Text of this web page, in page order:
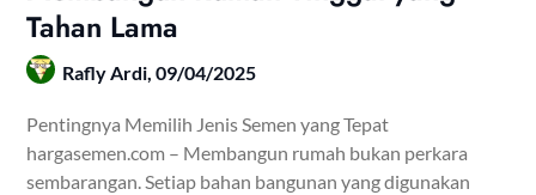
Tahan Lama
Rafly Ardi,09/04/2025
Pentingnya Memilih Jenis Semen yang Tepat
hargasemen.com – Membangun rumah bukan perkara
sembarangan. Setiap bahan bangunan yang digunakan